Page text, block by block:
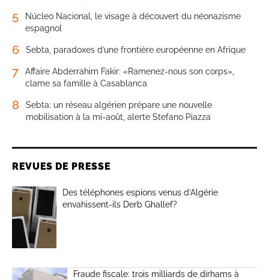
5
Núcleo Nacional, le visage à découvert du néonazisme
espagnol
6 Sebta, paradoxes d’une frontière européenne en Afrique
7
Affaire Abderrahim Fakir: «Ramenez-nous son corps»,
clame sa famille à Casablanca
8
Sebta: un réseau algérien prépare une nouvelle
mobilisation à la mi-août, alerte Stefano Piazza
REVUES DE PRESSE
Des téléphones espions venus d’Algérie
envahissent-ils Derb Ghallef?
Fraude fiscale: trois milliards de dirhams à